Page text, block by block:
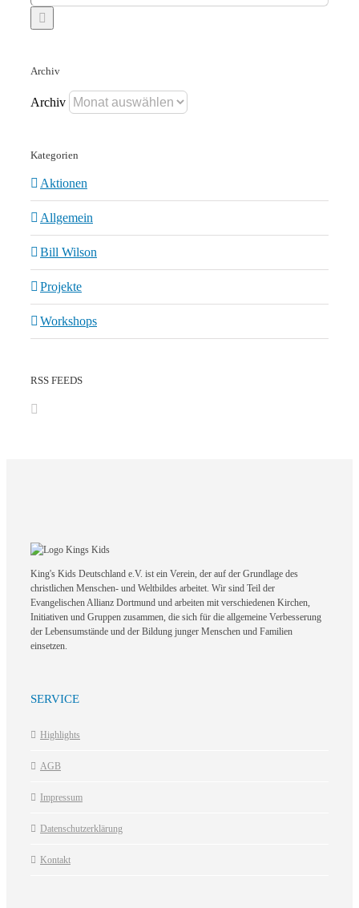
Archiv
Archiv
Kategorien
Aktionen
Allgemein
Bill Wilson
Projekte
Workshops
RSS FEEDS
King's Kids Deutschland e.V. ist ein Verein, der auf der Grundlage des
christlichen Menschen- und Weltbildes arbeitet. Wir sind Teil der
Evangelischen Allianz Dortmund und arbeiten mit verschiedenen Kirchen,
Initiativen und Gruppen zusammen, die sich für die allgemeine Verbesserung
der Lebensumstände und der Bildung junger Menschen und Familien
einsetzen.
SERVICE
Highlights
AGB
Impressum
Datenschutzerklärung
Kontakt